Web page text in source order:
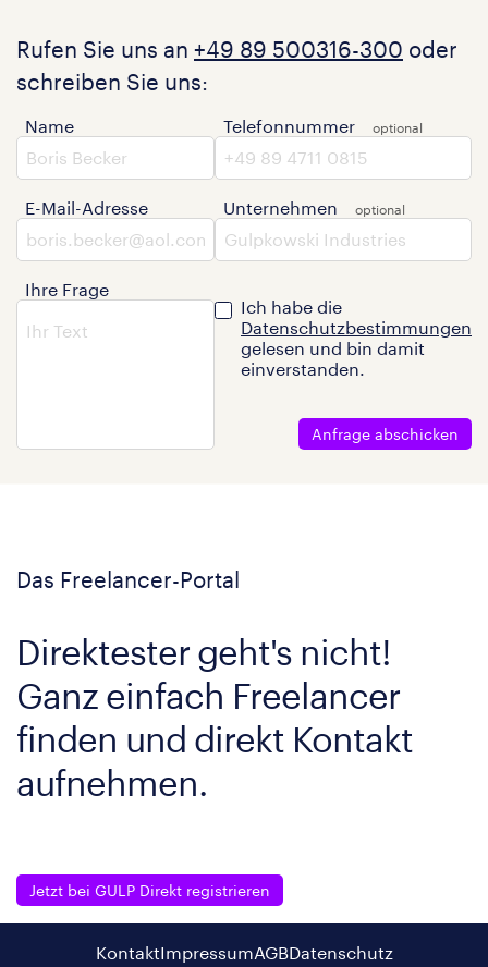
Rufen Sie uns an +49 89 500316-300 oder
schreiben Sie uns:
Name
E-Mail-Adresse
Ihre Frage
Telefonnummer
Unternehmen
Ich habe die
Datenschutzbestimmungen
gelesen und bin damit
einverstanden.
Anfrage abschicken
Das Freelancer-Portal
Direktester geht's nicht!
Ganz einfach Freelancer
finden und direkt Kontakt
aufnehmen.
Jetzt bei GULP Direkt registrieren
KontaktImpressumAGBDatenschutz